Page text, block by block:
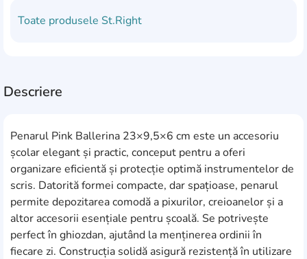
Toate produsele St.Right
Descriere
Penarul Pink Ballerina 23×9,5×6 cm este un accesoriu
școlar elegant și practic, conceput pentru a oferi
organizare eficientă și protecție optimă instrumentelor de
scris. Datorită formei compacte, dar spațioase, penarul
permite depozitarea comodă a pixurilor, creioanelor și a
altor accesorii esențiale pentru școală. Se potrivește
perfect în ghiozdan, ajutând la menținerea ordinii în
fiecare zi. Construcția solidă asigură rezistență în utilizare